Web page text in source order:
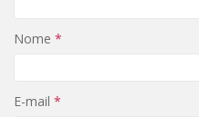
Nome *
E-mail *